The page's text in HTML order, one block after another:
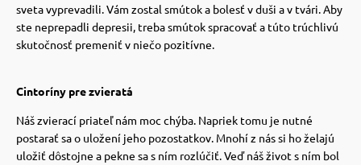
pre psov
psov
mačky
mačky
sveta vyprevadili. Vám zostal smútok a bolesť v duši a v tvári. Aby
ste neprepadli depresii, treba smútok spracovať a túto trúchlivú
skutočnosť premeniť v niečo pozitívne.
Cintoríny pre zvieratá
Náš zvierací priateľ nám moc chýba. Napriek tomu je nutné
postarať sa o uložení jeho pozostatkov. Mnohí z nás si ho želajú
uložiť dôstojne a pekne sa s ním rozlúčiť. Veď náš život s ním bol